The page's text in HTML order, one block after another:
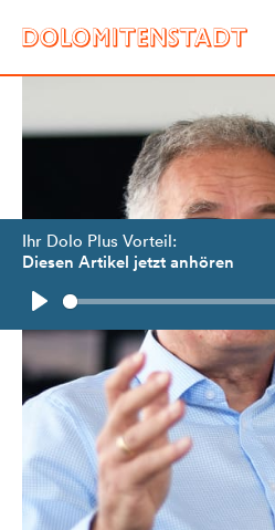
Ihr Dolo Plus Vorteil:
Diesen Artikel jetzt anhören
Play